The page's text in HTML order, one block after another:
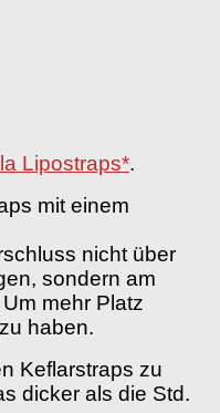
Lipostraps*.
mit einem
nicht über
sondern am
mehr Platz
haben.
Keflarstraps zu
dicker als die Std.